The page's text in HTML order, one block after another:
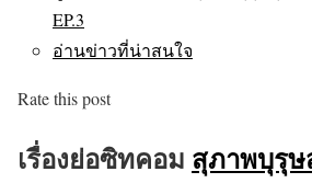
EP.3
อ่านข่าวที่น่าสนใจ
Rate this post
เรื่องย่อซิทคอม สุภาพบุรุษ